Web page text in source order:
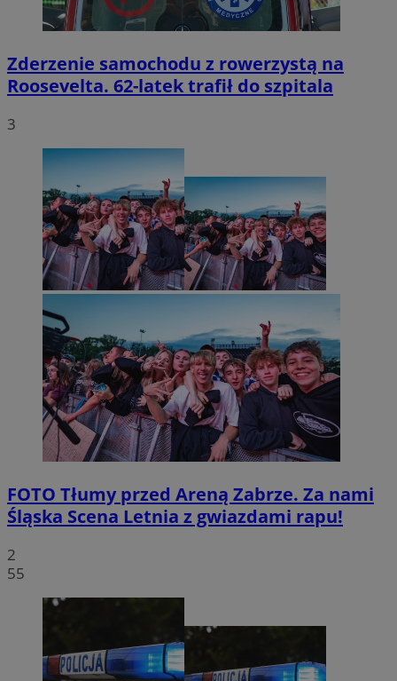
Zderzenie samochodu z rowerzystą na
Roosevelta. 62-latek trafił do szpitala
3
FOTO Tłumy przed Areną Zabrze. Za nami
Śląska Scena Letnia z gwiazdami rapu!
2
55